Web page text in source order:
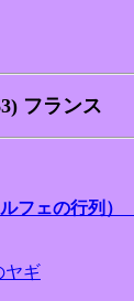
フランス
フェの行列）
ヤギ